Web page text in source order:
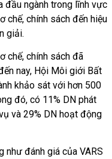
đầu ngành trong lĩnh vực
chế, chính sách đến hiệu
giải.
chế, chính sách đã
nay, Hội Môi giới Bất
khảo sát với hơn 500
đó, có 11% DN phát
và 29% DN hoạt động
đánh giá của VARS